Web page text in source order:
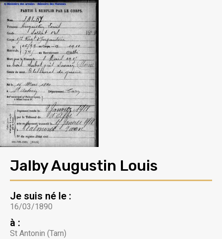
Jalby Augustin Louis
Je suis né le :
16/03/1890
à :
St Antonin (Tarn)